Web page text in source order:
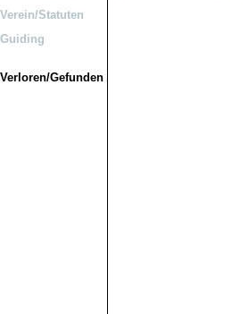
Verein/Statuten
Guiding
Verloren/Gefunden